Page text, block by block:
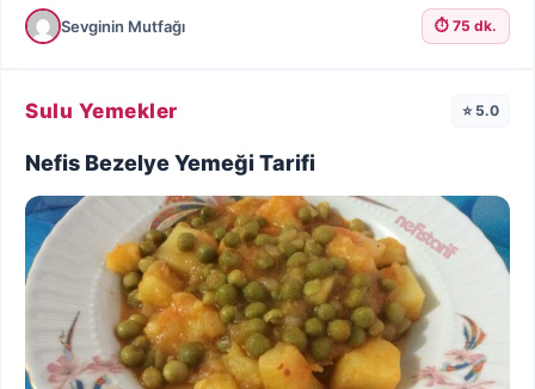
Sevginin Mutfağı ⏱️ 75 dk.
Sulu Yemekler ⭐ 5.0
Nefis Bezelye Yemeği Tarifi